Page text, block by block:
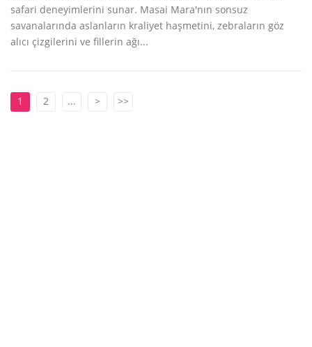
safari deneyimlerini sunar. Masai Mara'nın sonsuz
savanalarında aslanların kraliyet haşmetini, zebraların göz
alıcı çizgilerini ve fillerin ağı...
1 2 ... > >>